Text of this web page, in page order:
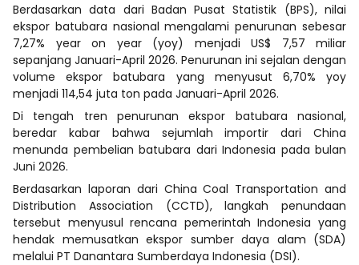
Berdasarkan data dari Badan Pusat Statistik (BPS), nilai
ekspor batubara nasional mengalami penurunan sebesar
7,27% year on year (yoy) menjadi US$ 7,57 miliar
sepanjang Januari-April 2026. Penurunan ini sejalan dengan
volume ekspor batubara yang menyusut 6,70% yoy
menjadi 114,54 juta ton pada Januari-April 2026.
Di tengah tren penurunan ekspor batubara nasional,
beredar kabar bahwa sejumlah importir dari China
menunda pembelian batubara dari Indonesia pada bulan
Juni 2026.
Berdasarkan laporan dari China Coal Transportation and
Distribution Association (CCTD), langkah penundaan
tersebut menyusul rencana pemerintah Indonesia yang
hendak memusatkan ekspor sumber daya alam (SDA)
melalui PT Danantara Sumberdaya Indonesia (DSI).